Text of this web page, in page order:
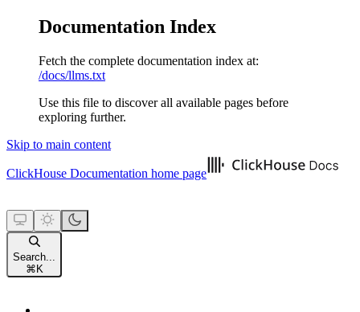
Documentation Index
Fetch the complete documentation index at:
/docs/llms.txt
Use this file to discover all available pages before
exploring further.
Skip to main content
ClickHouse Documentation home page
Search...
⌘ K